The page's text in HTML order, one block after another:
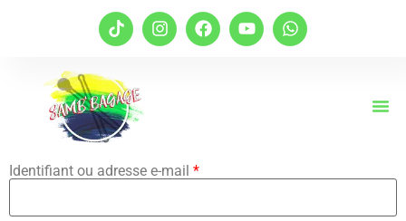
Identifiant ou adresse e-mail *